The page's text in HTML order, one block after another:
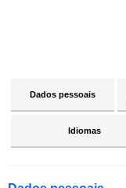
Dados pessoais
Idiomas